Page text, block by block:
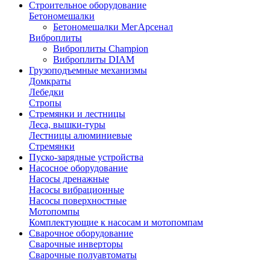
Строительное оборудование
Бетономешалки
Бетономешалки МегАрсенал
Виброплиты
Виброплиты Champion
Виброплиты DIAM
Грузоподъемные механизмы
Домкраты
Лебедки
Стропы
Стремянки и лестницы
Леса, вышки-туры
Лестницы алюминиевые
Стремянки
Пуско-зарядные устройства
Насосное оборудование
Насосы дренажные
Насосы вибрационные
Насосы поверхностные
Мотопомпы
Комплектующие к насосам и мотопомпам
Сварочное оборудование
Сварочные инверторы
Сварочные полуавтоматы